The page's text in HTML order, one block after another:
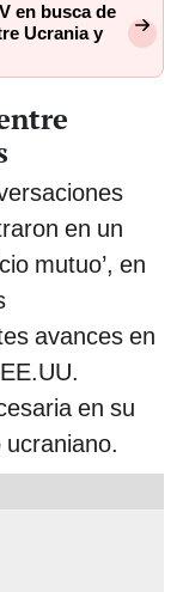
en busca de
Ucrania y
en un
mutuo’, en
avances en
en su